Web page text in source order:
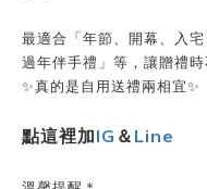
最適合「年節、開幕、入
過年伴手禮」等，讓贈禮
✨真的是自用送禮兩相宜✨
點這裡加IG ＆ Line